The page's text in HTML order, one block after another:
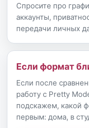
Спросите про
аккаунты,
передачи личных
Если формат
Если после
работу с Pretty
подскажем, какой
первым: дома, в